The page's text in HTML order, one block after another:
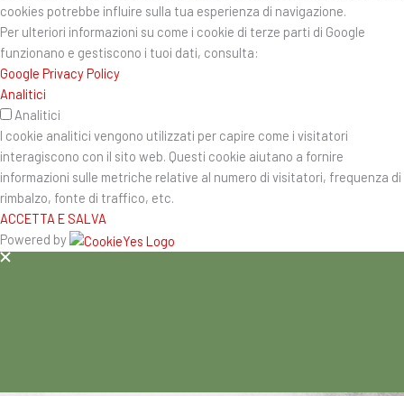
cookies potrebbe influire sulla tua esperienza di navigazione.
Per ulteriori informazioni su come i cookie di terze parti di Google
funzionano e gestiscono i tuoi dati, consulta:
Google Privacy Policy
Analitici
Analitici
I cookie analitici vengono utilizzati per capire come i visitatori
interagiscono con il sito web. Questi cookie aiutano a fornire
informazioni sulle metriche relative al numero di visitatori, frequenza di
rimbalzo, fonte di traffico, etc.
ACCETTA E SALVA
Powered by